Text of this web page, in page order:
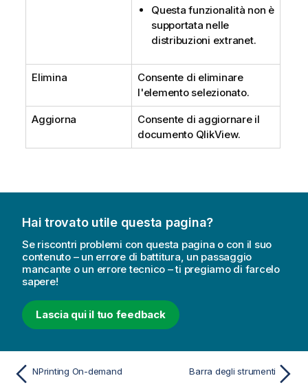
Questa funzionalità non è
supportata nelle
distribuzioni extranet.
Elimina
Consente di eliminare
l'elemento selezionato.
Aggiorna
Consente di aggiornare il
documento QlikView.
Hai trovato utile questa pagina?
Se riscontri problemi con questa pagina o con il suo
contenuto – un errore di battitura, un passaggio
mancante o un errore tecnico – ti pregiamo di farcelo
sapere!
Lascia qui il tuo feedback
NPrinting On-demand Barra degli strumenti